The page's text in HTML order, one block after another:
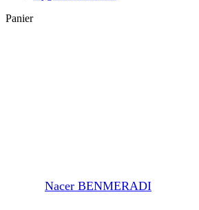
PanierClose
Nacer BENMERADI